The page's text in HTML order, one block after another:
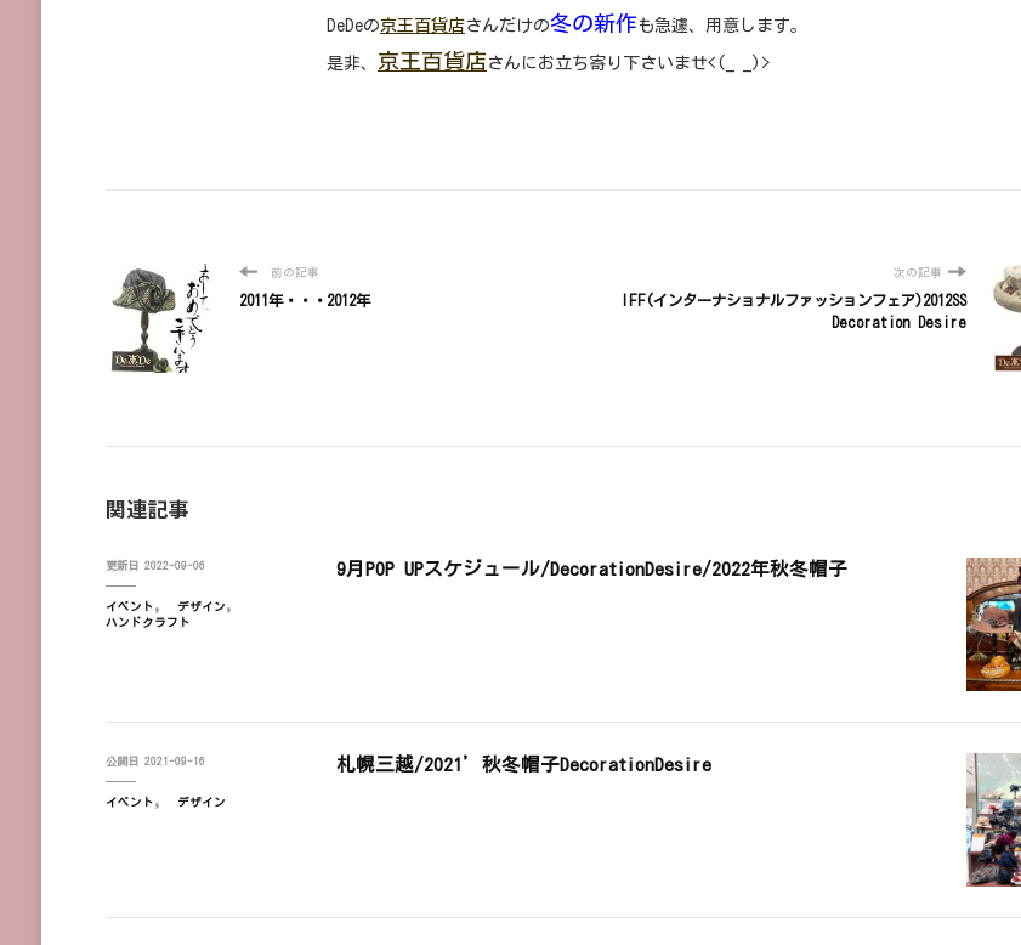
DeDeの京王百貨店さんだけの冬の新作 も急遽、用意します。
是非、 京王百貨店さんにお立ち寄り下さいませ<(_ _)>
前の記事
2011年・・・2012年
次の記事
IFF(インターナショナルファッションフェア)2012SS
Decoration Desire
関連記事
更新日 2022-09-06
イベント
デザイン
ハンドクラフト
9月POP UPスケジュール/DecorationDesire/2022年秋冬帽子
公開日 2021-09-16
イベント デザイン
札幌三越/2021’秋冬帽子DecorationDesire